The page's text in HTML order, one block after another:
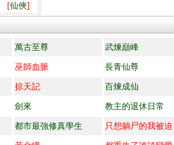
[仙俠]
萬古至尊
武煉巔峰
巫師血脈
長青仙尊
掠天記
百煉成仙
劍來
教主的退休日常
都市最強修真學生
只想躺尸的我被迫